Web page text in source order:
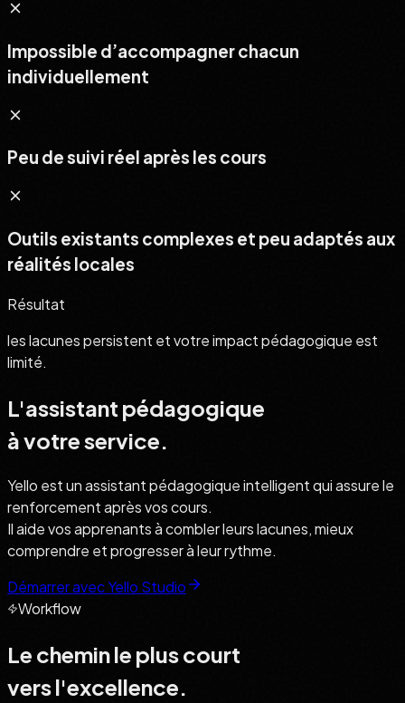
Impossible d’accompagner chacun
individuellement
Peu de suivi réel après les cours
Outils existants complexes et peu adaptés aux
réalités locales
Résultat
les lacunes persistent et votre impact pédagogique est
limité.
L'assistant pédagogique
à votre service.
Yello est un assistant pédagogique intelligent qui assure le
renforcement après vos cours.
Il aide vos apprenants à combler leurs lacunes, mieux
comprendre et progresser à leur rythme.
Démarrer avec Yello Studio
Workflow
Le chemin le plus court
vers l'excellence.